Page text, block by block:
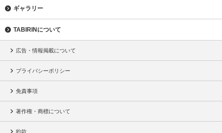
ギャラリー
TABIRINについて
広告・情報掲載について
プライバシーポリシー
免責事項
著作権・商標について
約款